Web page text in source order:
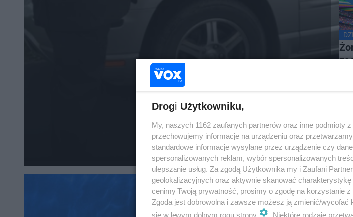
Drogi Użytkowniku,
My, naszych 1162 zaufanych partnerów oraz inne podmioty
przechowujemy informacje na urządzeniu oraz
standardowe informacje wysyłane przez urządzenie czy
spersonalizowanych reklam, wybór spersonalizowanych
ulepszanie usług. Za zgodą Użytkownika my i Zaufani
geolokalizacyjnych oraz aktywnie skanować
cenimy Twoją prywatność, prosimy o zgodę na korzystanie z
Zgoda jest dobrowolna i zawsze możesz ją zmienić/
się w lewym dolnym rogu strony
. Niektóre rodzaje